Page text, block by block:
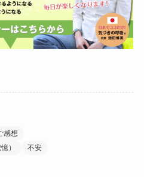
感想
）
不安